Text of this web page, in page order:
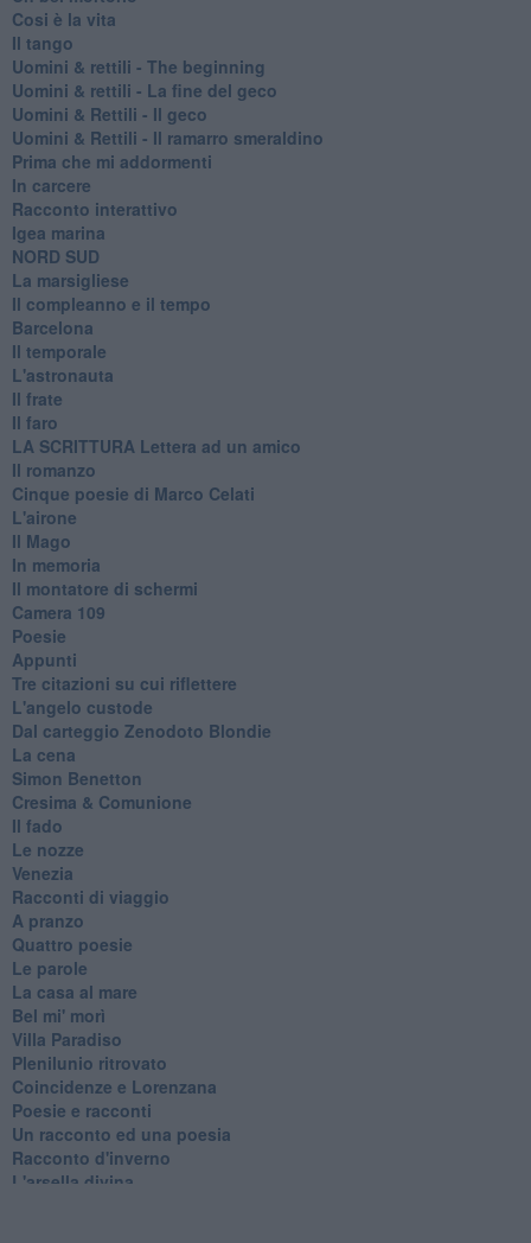
Cosi è la vita
Il tango
​Uomini & rettili - The beginning
​Uomini & rettili - La fine del geco
Uomini & Rettili - Il geco
Uomini & Rettili - Il ramarro smeraldino
Prima che mi addormenti
In carcere
Racconto interattivo
Igea marina
​NORD SUD
La marsigliese
Il compleanno e il tempo
Barcelona
Il temporale
L'astronauta
Il frate
Il faro
​LA SCRITTURA Lettera ad un amico
Il romanzo
Cinque poesie di Marco Celati
L'airone
Il Mago
In memoria
Il montatore di schermi
Camera 109
Poesie
Appunti
Tre citazioni su cui riflettere
L'angelo custode
Dal carteggio Zenodoto Blondie
La cena
Simon Benetton
Cresima & Comunione
Il fado
Le nozze
Venezia
Racconti di viaggio
A pranzo
Quattro poesie
Le parole
La casa al mare
Bel mi' morì
Villa Paradiso
Plenilunio ritrovato
Coincidenze e Lorenzana
Poesie e racconti
Un racconto ed una poesia
Racconto d'inverno
​L'arsella divina